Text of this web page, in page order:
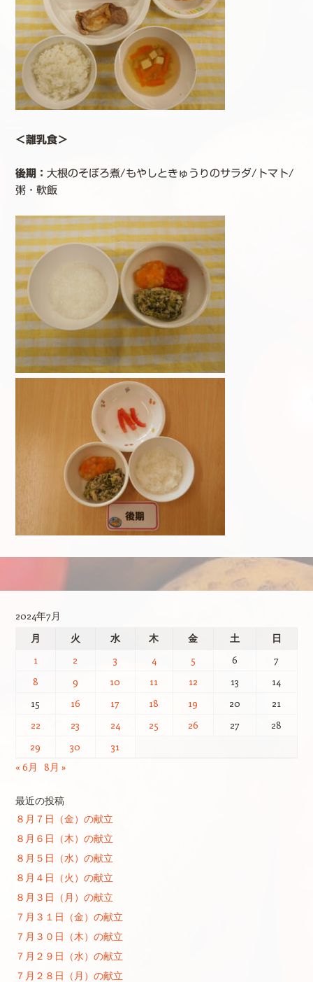
＜離乳食＞
後期： 大根のそぼろ煮/もやしときゅうりのサラダ/トマト/
粥・軟飯
2024年7月
月
火 水 木 金 土
日
1
2 3 4 5 6
7
8
9 10 11 12 13
14
15
16 17 18 19 20
21
22
23 24 25 26 27
28
29
30
31
« 6月
8月 »
最近の投稿
８月７日（金）の献立
８月６日（木）の献立
８月５日（水）の献立
８月４日（火）の献立
８月３日（月）の献立
７月３１日（金）の献立
７月３０日（木）の献立
７月２９日（水）の献立
７月２８日（月）の献立